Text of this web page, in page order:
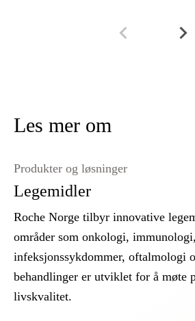
Les mer om
Legemidler
Produkter og løsninger
Roche Norge tilbyr innovative
områder som onkologi, immunologi,
infeksjonssykdommer, oftalmologi
behandlinger er utviklet for å møte
livskvalitet.